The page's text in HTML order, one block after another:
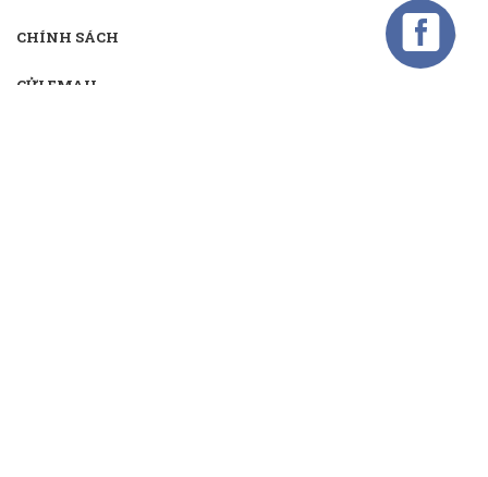
CHÍNH SÁCH
GỬI EMAIL